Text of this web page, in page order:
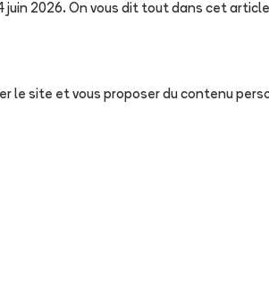
juin 2026. On vous dit tout dans cet
le site et vous proposer du contenu